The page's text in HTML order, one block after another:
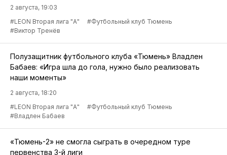
2 августа, 19:03
#LEON Вторая лига "А"
#Футбольный клуб Тюмень
#Виктор Тренёв
Полузащитник футбольного клуба «Тюмень» Владлен
Бабаев: «Игра шла до гола, нужно было реализовать
наши моменты»
2 августа, 18:20
#LEON Вторая лига "А"
#Футбольный клуб Тюмень
#Владлен Бабаев
«Тюмень-2» не смогла сыграть в очередном туре
первенства 3-й лиги